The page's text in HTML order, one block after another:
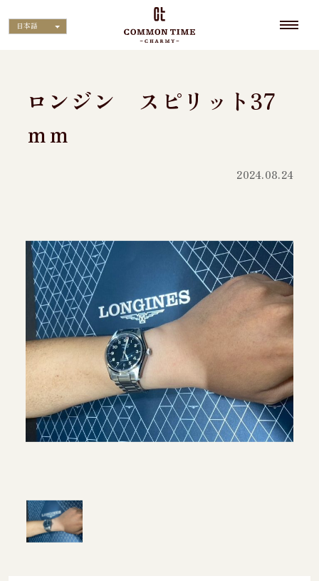
日本語
ロンジン スピリット37
ｍｍ
2024.08.24